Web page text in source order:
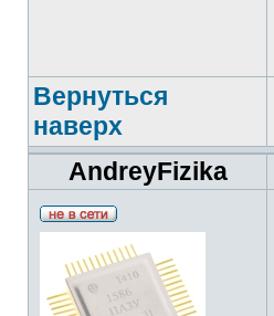
Вернуться
наверх
AndreyFizika